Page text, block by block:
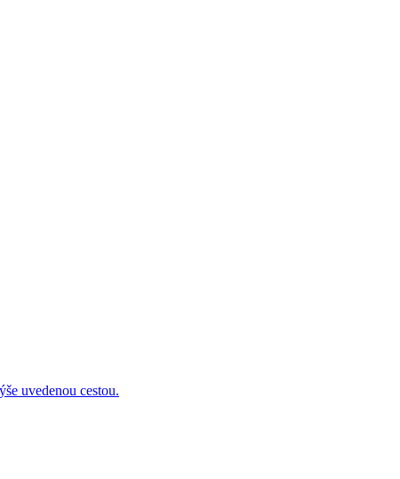
uvedenou cestou.